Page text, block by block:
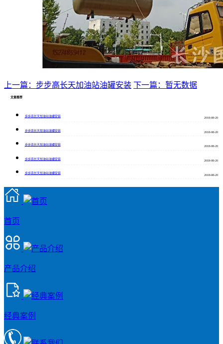
上一篇：步步高长天加油站油罐安装 下一篇：暂无数据
文章推荐
步步高长天加油站油罐安装
2018-08-20
步步高长天加油站油罐安装
2018-08-20
步步高长天加油站油罐安装
2018-08-20
步步高长天加油站油罐安装
2018-08-20
步步高长天加油站油罐安装
2018-08-20
首页
产品介绍
经典案例